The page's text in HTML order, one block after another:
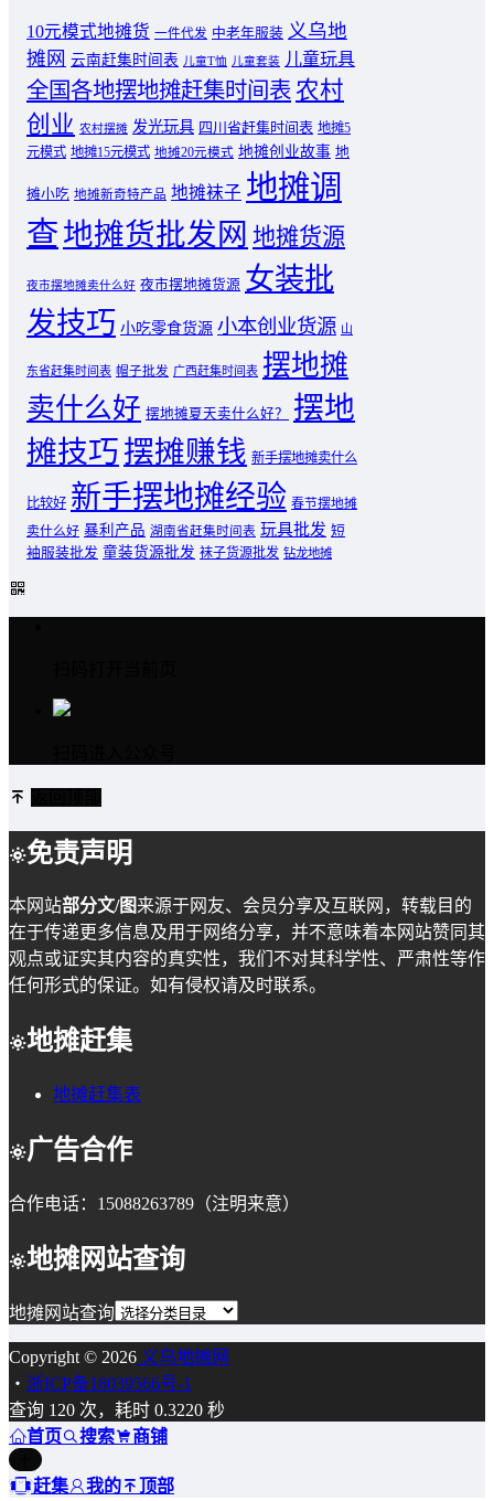
10元模式地摊货 一件代发 中老年服装 义乌地
摊网 云南赶集时间表 儿童T恤 儿童套装 儿童玩具
全国各地摆地摊赶集时间表 农村
创业 农村摆摊 发光玩具 四川省赶集时间表 地摊5
元模式 地摊15元模式 地摊20元模式 地摊创业故事 地
摊小吃 地摊新奇特产品 地摊袜子 地摊调
查地摊货批发网 地摊货源
夜市摆地摊卖什么好 夜市摆地摊货源 女装批
发技巧 小吃零食货源 小本创业货源 山
东省赶集时间表 帽子批发 广西赶集时间表 摆地摊
卖什么好 摆地摊夏天卖什么好？
摆地
摊技巧摆摊赚钱 新手摆地摊卖什么
比较好 新手摆地摊经验 春节摆地摊
卖什么好 暴利产品 湖南省赶集时间表 玩具批发 短
袖服装批发 童装货源批发 袜子货源批发 钻龙地摊
免责声明
本网站部分文/图来源于网友、会员分享及互联网，转载目的
在于传递更多信息及用于网络分享，并不意味着本网站赞同其
观点或证实其内容的真实性，我们不对其科学性、严肃性等作
任何形式的保证。如有侵权请及时联系。
地摊赶集
地摊赶集表
广告合作
合作电话：15088263789（注明来意）
地摊网站查询
地摊网站查询
Copyright © 2026 义乌地摊网
・ 浙ICP备18039566号-1
查询 120 次，耗时 0.3220 秒
首页
搜索 商铺
赶集 我的 顶部